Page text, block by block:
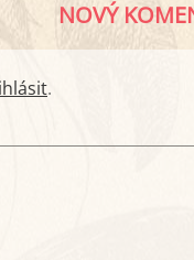
NOVÝ
.